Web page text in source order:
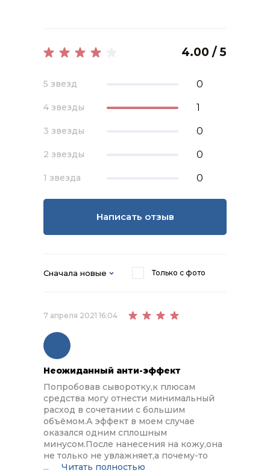
4.00 / 5
5 звезд 0
4 звезды 1
3 звезды 0
2 звезды 0
1 звезда 0
Написать отзыв
Сначала новые Только с фото
7 апреля 2021 16:04
Неожиданный анти-эффект
Попробовав сыворотку,к плюсам
средства могу отнести минимальный
расход в сочетании с большим
объёмом.А эффект в моем случае
оказался одним сплошным
минусом.После нанесения на кожу,она
не только не увлажняет,а почему-то
...
Читать полностью